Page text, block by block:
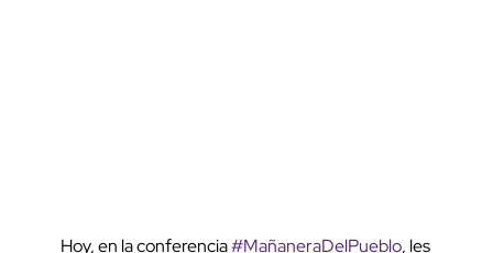
Hoy, en la conferencia#MañaneraDelPueblo, les